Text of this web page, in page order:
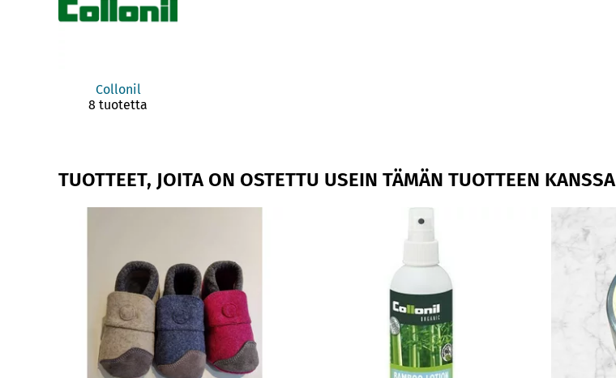
Collonil
8 tuotetta
TUOTTEET, JOITA ON OSTETTU USEIN TÄMÄN TUOTTEEN KANSSA